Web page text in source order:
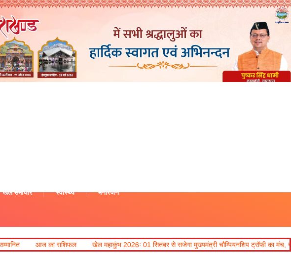
खेल समाचार स्वास्थ्य मनोरंजन
खेल महाकुंभ 2026ः 01 सितंबर से सजेगा मुख्यमंत्री चौम्पियनशिप ट्रॉफी का मंच, न्याय पंचायत से राज्य स्तर तक